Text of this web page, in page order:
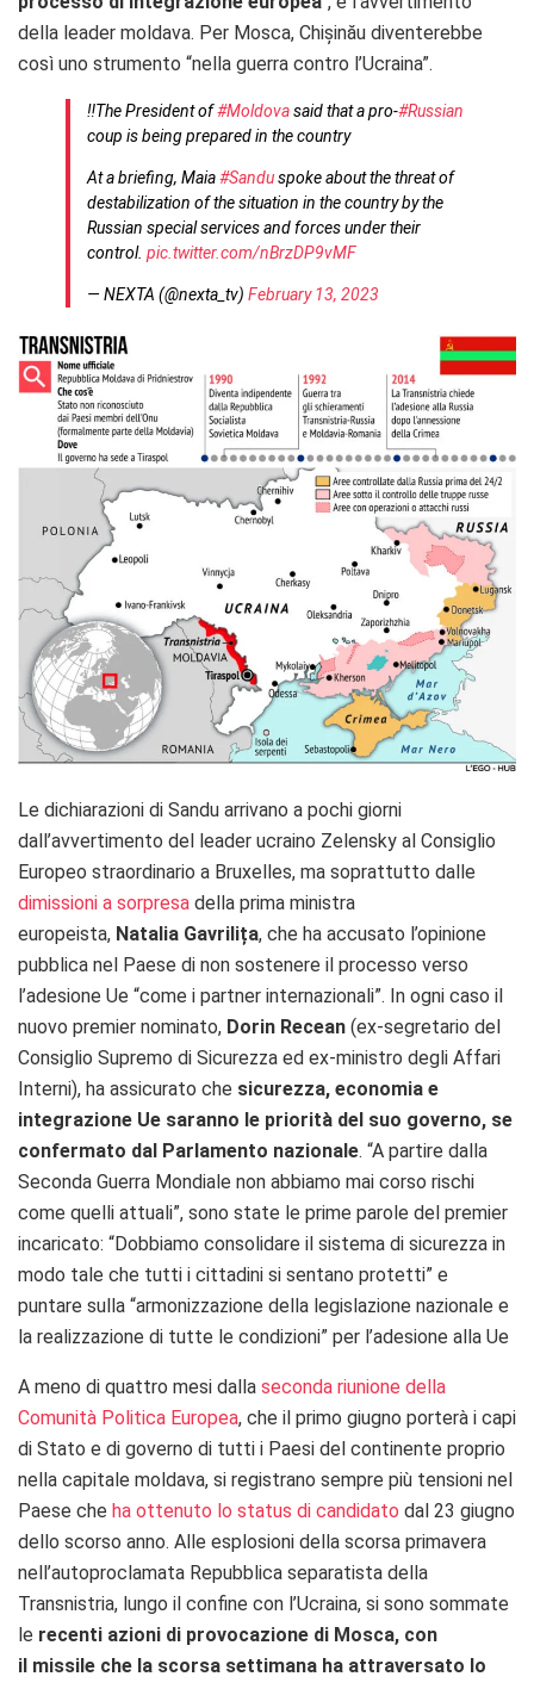
della leader moldava. Per Mosca, Chișinău diventerebbe
così uno strumento “nella guerra contro l’Ucraina”.
‼️The President of#Moldovasaid that a pro-#Russian
coup is being prepared in the country
At a briefing, Maia#Sanduspoke about the threat of
destabilization of the situation in the country by the
Russian special services and forces under their
control. pic.twitter.com/nBrzDP9vMF
— NEXTA (@nexta_tv) February 13, 2023
Le dichiarazioni di Sandu arrivano a pochi giorni
dall’avvertimento del leader ucraino Zelensky al Consiglio
Europeo straordinario a Bruxelles, ma soprattutto dalle
dimissioni a sorpresa della prima ministra
europeista, Natalia Gavrilița, che ha accusato l’opinione
pubblica nel Paese di non sostenere il processo verso
l’adesione Ue “come i partner internazionali”. In ogni caso il
nuovo premier nominato, Dorin Recean (ex-segretario del
Consiglio Supremo di Sicurezza ed ex-ministro degli Affari
Interni), ha assicurato che sicurezza, economia e
integrazione Ue saranno le priorità del suo governo, se
confermato dal Parlamento nazionale. “A partire dalla
Seconda Guerra Mondiale non abbiamo mai corso rischi
come quelli attuali”, sono state le prime parole del premier
incaricato: “Dobbiamo consolidare il sistema di sicurezza in
modo tale che tutti i cittadini si sentano protetti” e
puntare sulla “armonizzazione della legislazione nazionale e
la realizzazione di tutte le condizioni” per l’adesione alla Ue
A meno di quattro mesi dalla seconda riunione della
Comunità Politica Europea, che il primo giugno porterà i capi
di Stato e di governo di tutti i Paesi del continente proprio
nella capitale moldava, si registrano sempre più tensioni nel
Paese che ha ottenuto lo status di candidato dal 23 giugno
dello scorso anno. Alle esplosioni della scorsa primavera
nell’autoproclamata Repubblica separatista della
Transnistria, lungo il confine con l’Ucraina, si sono sommate
le recenti azioni di provocazione di Mosca, con
il missile che la scorsa settimana ha attraversato lo